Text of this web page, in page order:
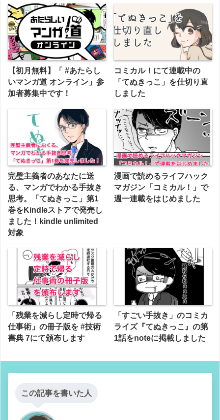
【初月無料】「 #あたらし
いマンガ道 オンライン」参
加者募集中です！
コミカル！にて連載中の
「てぬきっこ」を仕切り直
しました
完璧主義者のあなたに送
る、マンガでわかる手抜き
思考。「てぬきっこ」第1
巻をKindleストアで発売し
ました！kindle unlimited
対象
漫画で読めるライフハック
マガジン「コミカル！」で
週一連載をはじめました
「残業を減らし定時で帰る
仕事術」の冊子版を #技術
書典 7にて頒布します
「すごい手抜き」のコミカ
ライズ『てぬきっこ』の第
1話をnoteに掲載しました
この記事を書いた人